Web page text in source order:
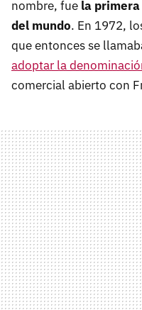
nombre, fue la
del mundo. En 1972,
que entonces se
adoptar la
comercial abierto con